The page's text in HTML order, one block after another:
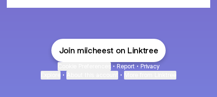
Join miicheest on Linktree
• Report • Privacy
• •